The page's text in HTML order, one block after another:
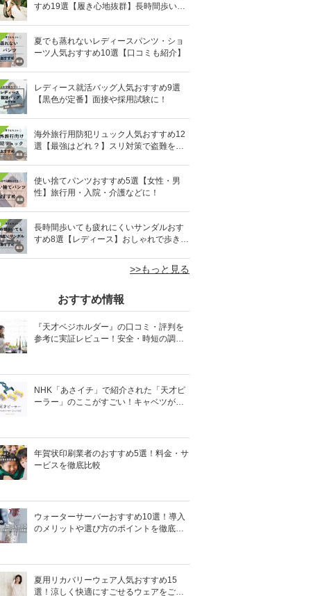
すめ19選【履き心地抜群】長時間歩いて
夏でも蒸れないレディースパンツ・ショ
ーツ人気おすすめ10選【口コミも紹介】
レディース就活バッグ人気おすすめ9選
【黒色が定番】面接や採用試験に！
海外旅行用防犯リュック人気おすすめ12
選【最強はどれ？】スリ対策で盗難を防
使い捨てパンツおすすめ5選【女性・男
性】旅行用・入院・介護などに！
長時間歩いても疲れにくいサンダルおす
すめ8選【レディース】おしゃれで歩きや
>>もっと見る
おすすめ情報
『天才ベジホルダー』の口コミ・評判を
参考に実証レビュー！安全・時短の調理
NHK「あさイチ」で紹介された「天才ピ
ーラー」のここがすごい！キャベツがほ
年賀状印刷業者のおすすめ5選！料金・サ
ービスを徹底比較
ウォーターサーバーおすすめ10選！導入
のメリットや選び方のポイントを徹底解
夏用リカバリーウェア人気おすすめ15
選！涼しく快適にすごせるウェアをご紹